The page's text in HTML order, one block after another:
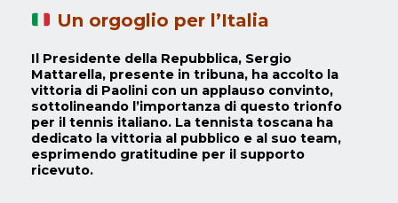
Un orgoglio per l’Italia
Il Presidente della Repubblica, Sergio
Mattarella, presente in tribuna, ha accolto la
vittoria di Paolini con un applauso convinto,
sottolineando l’importanza di questo trionfo
per il tennis italiano. La tennista toscana ha
dedicato la vittoria al pubblico e al suo team,
esprimendo gratitudine per il supporto
ricevuto.